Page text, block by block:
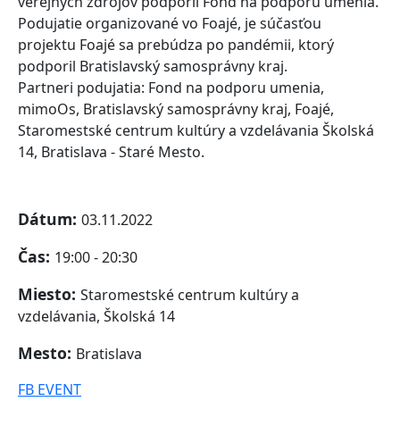
Podujatie organizované vo Foajé, je súčasťou
projektu Foajé sa prebúdza po pandémii, ktorý
podporil Bratislavský samosprávny kraj.
Partneri podujatia: Fond na podporu umenia,
mimoOs, Bratislavský samosprávny kraj, Foajé,
Staromestské centrum kultúry a vzdelávania Školská
14, Bratislava - Staré Mesto.
Dátum: 03.11.2022
Čas: 19:00 - 20:30
Miesto: Staromestské centrum kultúry a
vzdelávania, Školská 14
Mesto: Bratislava
FB EVENT